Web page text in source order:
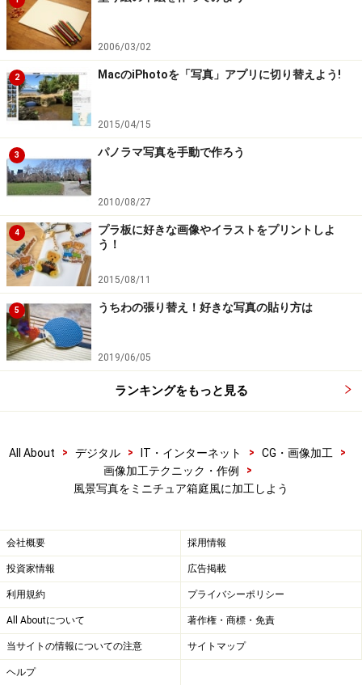
2006/03/02
2 MacのiPhotoを「写真」アプリに切り替えよう!
2015/04/15
3 パノラマ写真を手動で作ろう
2010/08/27
4
プラ板に好きな画像やイラストをプリントしよ
う！
2015/08/11
5 うちわの張り替え！好きな写真の貼り方は
2019/06/05
ランキングをもっと見る
All About > デジタル > IT・インターネット > CG・画像加工
>
画像加工テクニック・作例
>
風景写真をミニチュア箱庭風に加工しよう
会社概要 採用情報
投資家情報 広告掲載
利用規約 プライバシーポリシー
All Aboutについて 著作権・商標・免責
当サイトの情報についての注意 サイトマップ
ヘルプ